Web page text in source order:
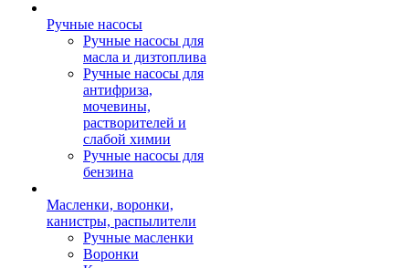
Ручные насосы
Ручные насосы для
масла и дизтоплива
Ручные насосы для
антифриза,
мочевины,
растворителей и
слабой химии
Ручные насосы для
бензина
Масленки, воронки,
канистры, распылители
Ручные масленки
Воронки